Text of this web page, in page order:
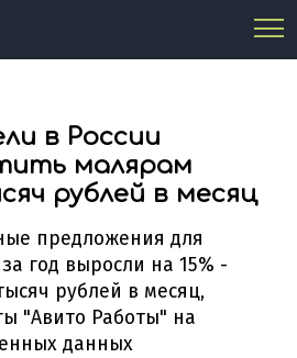
в России
малярам
рублей в месяц
предложения для
год выросли на 15% -
рублей в месяц,
"Авито Работы" на
данных